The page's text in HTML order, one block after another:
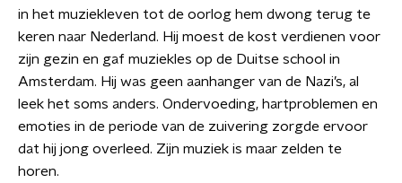
in het muziekleven tot de oorlog hem dwong terug te
keren naar Nederland. Hij moest de kost verdienen voor
zijn gezin en gaf muziekles op de Duitse school in
Amsterdam. Hij was geen aanhanger van de Nazi’s, al
leek het soms anders. Ondervoeding, hartproblemen en
emoties in de periode van de zuivering zorgde ervoor
dat hij jong overleed. Zijn muziek is maar zelden te
horen.